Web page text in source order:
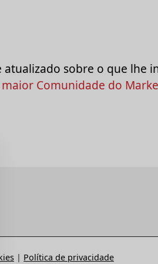
atualizado sobre o que lhe
maior Comunidade do
| Política de privacidade